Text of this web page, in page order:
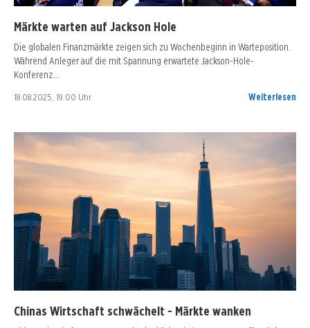
Märkte warten auf Jackson Hole
Die globalen Finanzmärkte zeigen sich zu Wochenbeginn in Warteposition.
Während Anleger auf die mit Spannung erwartete Jackson-Hole-
Konferenz…
18.08.2025, 19:00 Uhr Weiterlesen
Chinas Wirtschaft schwächelt - Märkte wanken